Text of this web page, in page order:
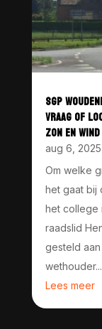
SGP
VRAAG OF
ZON EN
aug 6, 2025
Om welke
het gaat bij
het college
raadslid
gesteld
wethouder...
Lees meer